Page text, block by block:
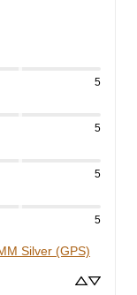
5
5
5
5
Silver (GPS)